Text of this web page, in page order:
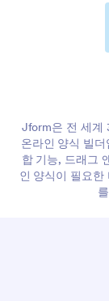
Jform은 전 세계
온라인 양식 빌
합 기능, 드래그
인 양식이 필요한